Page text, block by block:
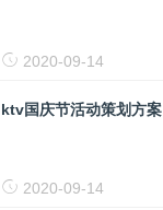
2020-09-14
ktv国庆节活动策划方案
2020-09-14